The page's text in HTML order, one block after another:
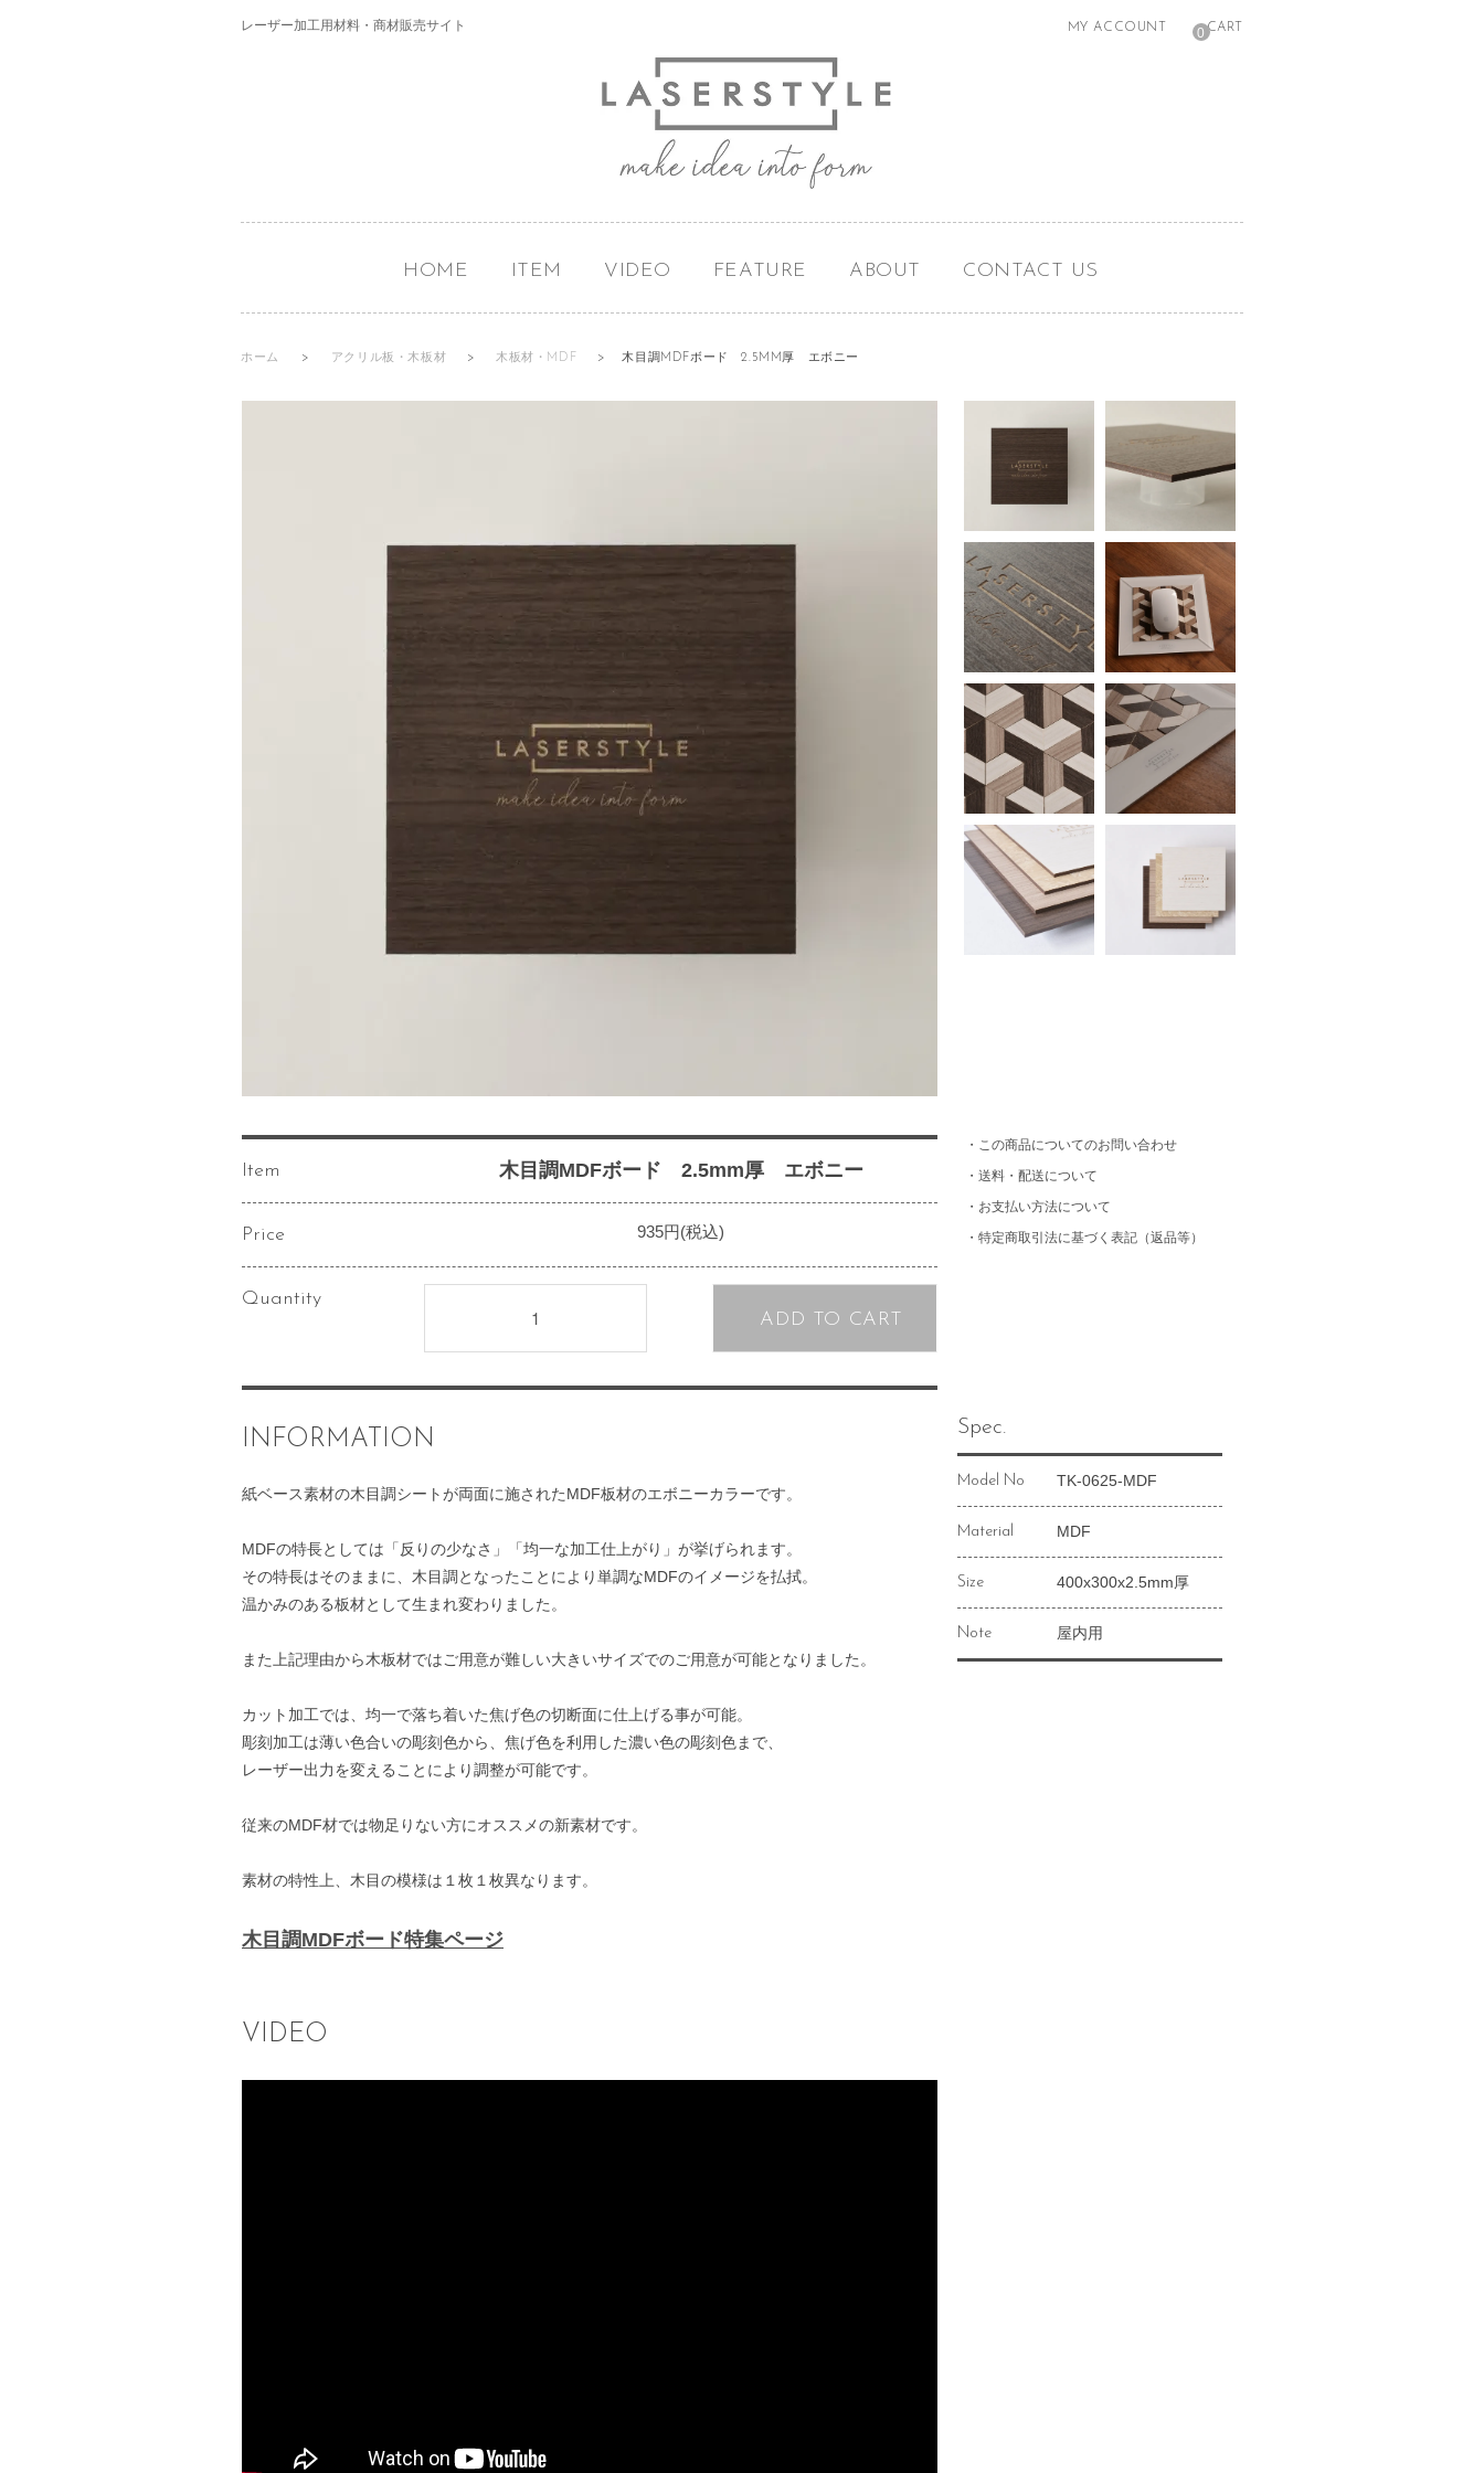
レーザー加工用材料・商材販売サイト MY ACCOUNT 0 CART
HOME ITEM VIDEO FEATURE ABOUT CONTACT US
ホーム > アクリル板・木板材 > 木板材・MDF > 木目調MDFボード 2.5MM厚 エボニー
Item 木目調MDFボード 2.5mm厚 エボニー
Price 935円(税込)
Quantity
ADD TO CART
・ この商品についてのお問い合わせ
・ 送料・配送について
・ お支払い方法について
・ 特定商取引法に基づく表記（返品等）
INFORMATION
紙ベース素材の木目調シートが両面に施されたMDF板材のエボニーカラーです。
MDFの特長としては「反りの少なさ」「均一な加工仕上がり」が挙げられます。
その特長はそのままに、木目調となったことにより単調なMDFのイメージを払拭。
温かみのある板材として生まれ変わりました。
また上記理由から木板材ではご用意が難しい大きいサイズでのご用意が可能となりました。
カット加工では、均一で落ち着いた焦げ色の切断面に仕上げる事が可能。
彫刻加工は薄い色合いの彫刻色から、焦げ色を利用した濃い色の彫刻色まで、
レーザー出力を変えることにより調整が可能です。
従来のMDF材では物足りない方にオススメの新素材です。
素材の特性上、木目の模様は１枚１枚異なります。
木目調MDFボード特集ページ
VIDEO
Spec.
Model No TK-0625-MDF
Material MDF
Size 400x300x2.5mm厚
Note 屋内用